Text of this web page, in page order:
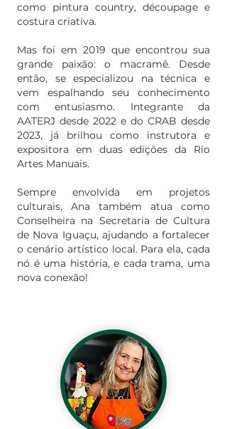
como pintura country, découpage e
costura criativa.
Mas foi em 2019 que encontrou sua
grande paixão: o macramê. Desde
então, se especializou na técnica e
vem espalhando seu conhecimento
com entusiasmo. Integrante da
AATERJ desde 2022 e do CRAB desde
2023, já brilhou como instrutora e
expositora em duas edições da Rio
Artes Manuais.
Sempre envolvida em projetos
culturais, Ana também atua como
Conselheira na Secretaria de Cultura
de Nova Iguaçu, ajudando a fortalecer
o cenário artístico local. Para ela, cada
nó é uma história, e cada trama, uma
nova conexão!